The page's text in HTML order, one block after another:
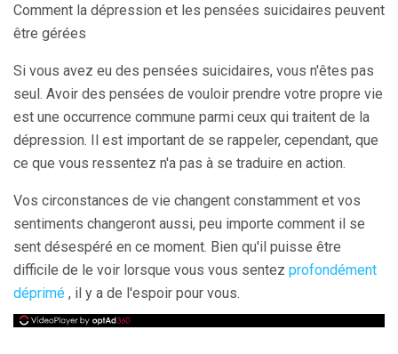
Comment la dépression et les pensées suicidaires peuvent
être gérées
Si vous avez eu des pensées suicidaires, vous n'êtes pas
seul. Avoir des pensées de vouloir prendre votre propre vie
est une occurrence commune parmi ceux qui traitent de la
dépression. Il est important de se rappeler, cependant, que
ce que vous ressentez n'a pas à se traduire en action.
Vos circonstances de vie changent constamment et vos
sentiments changeront aussi, peu importe comment il se
sent désespéré en ce moment. Bien qu'il puisse être
difficile de le voir lorsque vous vous sentez profondément
déprimé , il y a de l'espoir pour vous.